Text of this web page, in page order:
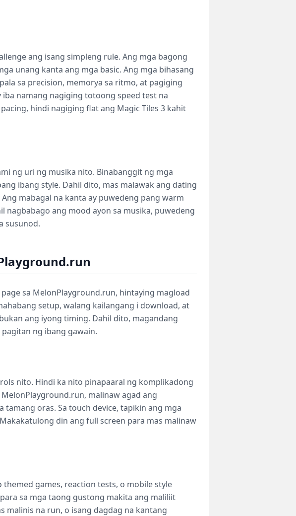
ang isang simpleng rule. Ang mga bagong
unang kanta ang mga basic. Ang mga bihasang
sa precision, memorya sa ritmo, at pagiging
namang nagiging totoong speed test na
hindi nagiging flat ang Magic Tiles 3 kahit
ng uri ng musika nito. Binabanggit ng mga
ibang style. Dahil dito, mas malawak ang dating
mabagal na kanta ay puwedeng pang warm
nagbabago ang mood ayon sa musika, puwedeng
susunod.
sa MelonPlayground.run, hintaying magload
setup, walang kailangang i download, at
ang iyong timing. Dahil dito, magandang
pagitan ng ibang gawain.
nito. Hindi ka nito pinapaaral ng komplikadong
malinaw agad ang
oras. Sa touch device, tapikin ang mga
din ang full screen para mas malinaw
games, reaction tests, o mobile style
sa mga taong gustong makita ang maliliit
malinis na run, o isang dagdag na kantang